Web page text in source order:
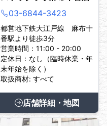
03-6844-3423
都営地下鉄大江戸線 麻布十
番駅より徒歩3分
営業時間：11:00 - 20:00
定休日：なし（臨時休業・年
末年始を除く）
取扱商材: すべて
店舗詳細・地図